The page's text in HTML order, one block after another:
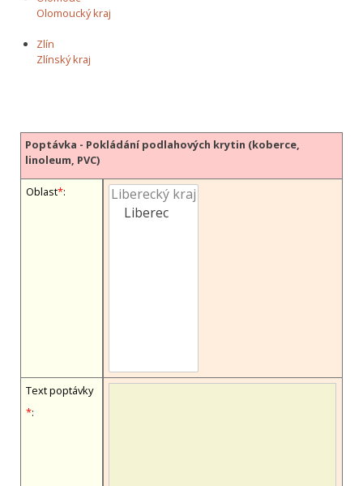
Olomoucký kraj
Zlín
Zlínský kraj
Poptávka - Pokládání podlahových krytin (koberce,
linoleum, PVC)
Oblast*:
Text poptávky
*: